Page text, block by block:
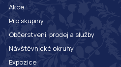
Akce
Pro skupiny
Občerstvení, prodej a služby
Návštěvnické okruhy
Expozice